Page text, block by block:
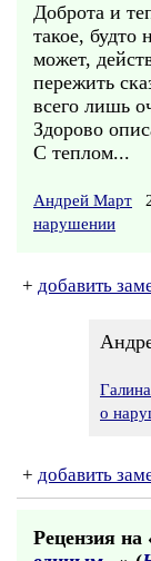
Доброта и
такое, будто
может,
пережить
всего лишь
Здорово
С теплом...
Андрей Март
нарушении
+ добавить
о
+ добавить
Рецензия на